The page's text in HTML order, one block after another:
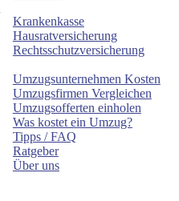
Krankenkasse
Hausratversicherung
Rechtsschutzversicherung
Umzugsunternehmen Kosten
Umzugsfirmen Vergleichen
Umzugsofferten einholen
Was kostet ein Umzug?
Tipps / FAQ
Ratgeber
Über uns